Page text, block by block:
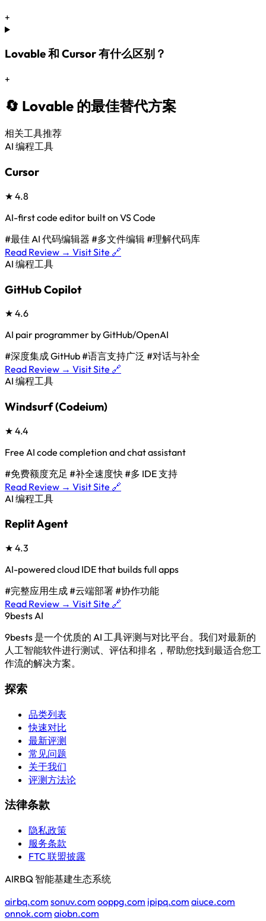
+
Lovable 和 Cursor 有什么区别？
+
🔄 Lovable 的最佳替代方案
相关工具推荐
AI 编程工具
Cursor
★ 4.8
AI-first code editor built on VS Code
#最佳 AI 代码编辑器 #多文件编辑#理解代码库
Read Review → Visit Site 🔗
AI 编程工具
GitHub Copilot
★ 4.6
AI pair programmer by GitHub/OpenAI
#深度集成 GitHub#语言支持广泛 #对话与补全
Read Review → Visit Site 🔗
AI 编程工具
Windsurf (Codeium)
★ 4.4
Free AI code completion and chat assistant
#免费额度充足 #补全速度快#多 IDE 支持
Read Review → Visit Site 🔗
AI 编程工具
Replit Agent
★ 4.3
AI-powered cloud IDE that builds full apps
#完整应用生成#云端部署#协作功能
Read Review → Visit Site 🔗
9bestsAI
9bests 是一个优质的 AI 工具评测与对比平台。我们对最新的
人工智能软件进行测试、评估和排名，帮助您找到最适合您工
作流的解决方案。
探索
品类列表
快速对比
最新评测
常见问题
关于我们
评测方法论
法律条款
隐私政策
服务条款
FTC 联盟披露
AIRBQ 智能基建生态系统
airbq.com sonuv.com ooppg.com ipipq.com aiuce.com
onnok.com aiobn.com